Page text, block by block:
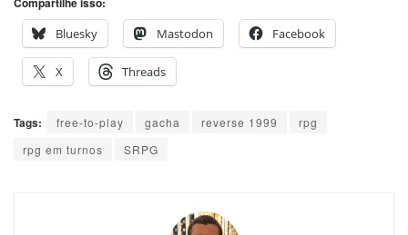
Bluesky
Mastodon Facebook
X Threads
Tags: free-to-play gacha reverse 1999
rpg
rpg em turnos
SRPG